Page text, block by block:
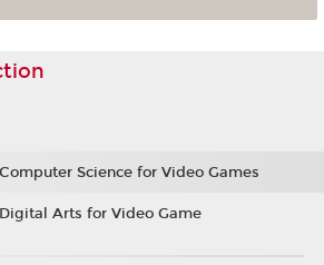
Science for Video Games
Arts for Video Game